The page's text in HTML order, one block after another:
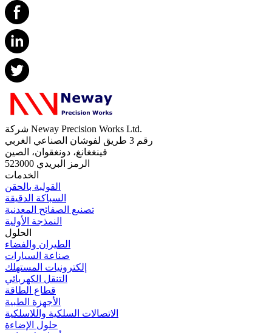
شركة Neway Precision Works Ltd.
رقم 3 طريق لفوشان الصناعي الغربي
فينغغانغ، دونغقوان، الصين
الرمز البريدي 523000
الخدمات
القولبة بالحقن
السباكة الدقيقة
تصنيع الصفائح المعدنية
النمذجة الأولية
الحلول
الطيران والفضاء
صناعة السيارات
إلكترونيات المستهلك
التنقل الكهربائي
قطاع الطاقة
الأجهزة الطبية
الاتصالات السلكية واللاسلكية
حلول الإضاءة